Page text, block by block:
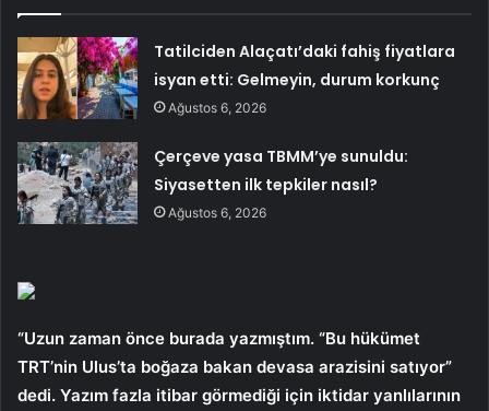
Tatilciden Alaçatı’daki fahiş fiyatlara
isyan etti: Gelmeyin, durum korkunç
Ağustos 6, 2026
Çerçeve yasa TBMM’ye sunuldu:
Siyasetten ilk tepkiler nasıl?
Ağustos 6, 2026
“Uzun zaman önce burada yazmıştım. “Bu hükümet
TRT’nin Ulus’ta boğaza bakan devasa arazisini satıyor”
dedi. Yazım fazla itibar görmediği için iktidar yanlılarının